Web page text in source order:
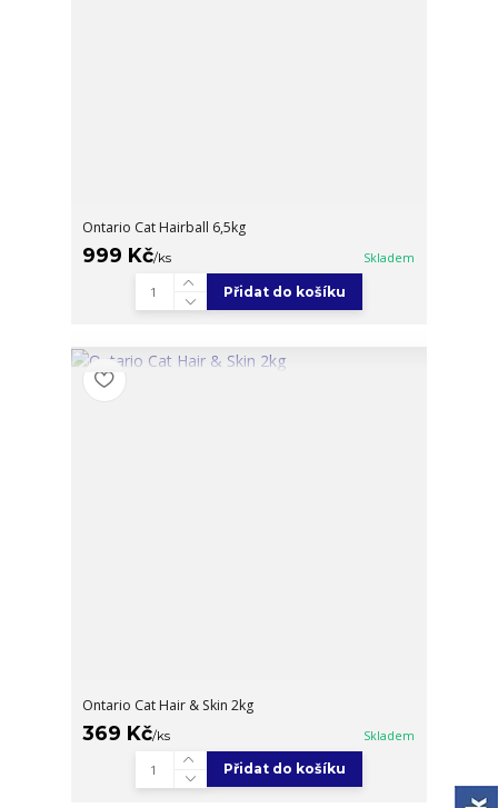
Ontario Cat Hairball 6,5kg
999 Kč/ks Skladem
Přidat do košíku
Ontario Cat Hair & Skin 2kg
369 Kč/ks Skladem
Přidat do košíku